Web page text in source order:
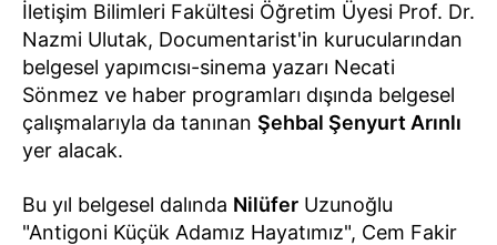
İletişim Bilimleri Fakültesi Öğretim Üyesi Prof. Dr.
Nazmi Ulutak, Documentarist'in kurucularından
belgesel yapımcısı-sinema yazarı Necati
Sönmez ve haber programları dışında belgesel
çalışmalarıyla da tanınan Şehbal Şenyurt Arınlı
yer alacak.
Bu yıl belgesel dalında Nilüfer Uzunoğlu
"Antigoni Küçük Adamız Hayatımız", Cem Fakir